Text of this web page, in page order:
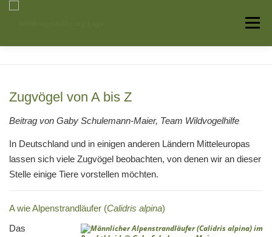
Menü
Auffangstationen
Zugvögel von A bis Z
Beitrag von Gaby Schulemann-Maier, Team Wildvogelhilfe
In Deutschland und in einigen anderen Ländern Mitteleuropas
lassen sich viele Zugvögel beobachten, von denen wir an dieser
Stelle einige Tiere vorstellen möchten.
A wie Alpenstrandläufer (Calidris alpina)
Das